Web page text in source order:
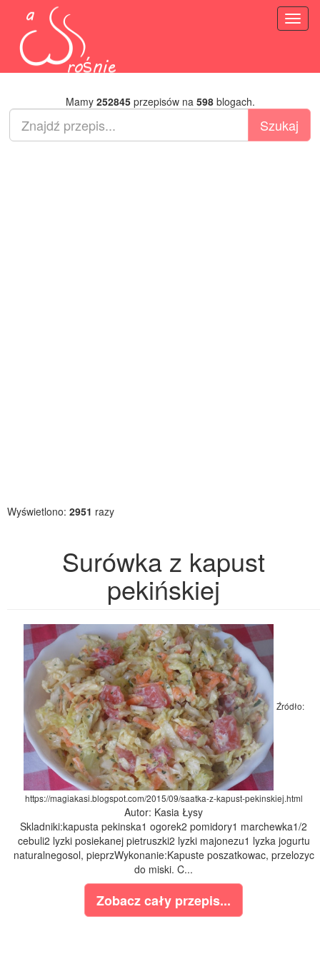
Mamy 252845przepisów na 598blogach.
Wyświetlono: 2951 razy
Surówka z kapust
pekińskiej
Źródło:
https://magiakasi.blogspot.com/2015/09/saatka-z-kapust-pekinskiej.html
Autor: Kasia Łysy
Skladniki:kapusta pekinska1 ogorek2 pomidory1 marchewka1/2
cebuli2 lyzki posiekanej pietruszki2 lyzki majonezu1 lyzka jogurtu
naturalnegosol, pieprzWykonanie:Kapuste poszatkowac, przelozyc
do miski. C...
Zobacz cały przepis...